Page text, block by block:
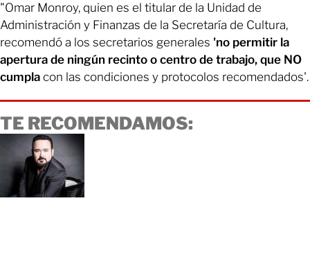
"Omar Monroy, quien es el titular de la Unidad de
Administración y Finanzas de la Secretaría de Cultura,
recomendó a los secretarios generales 'no permitir la
apertura de ningún recinto o centro de trabajo, que NO
cumpla con las condiciones y protocolos recomendados'.
TE RECOMENDAMOS: